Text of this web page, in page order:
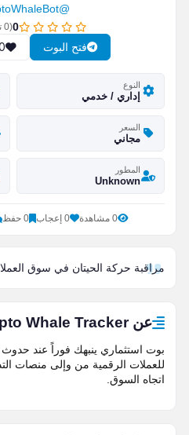
@CryptoWhaleBot
0
(
0
فتح البوت
النوع
إداري / خدمي
السعر
مجاني
المطور
Unknown
0 مشاهدة 0 إعجاب 0 حفظ
مراقبة حركة الحيتان في سوق
عن Crypto Whale Tracker
بوت استثماري ينبهك فوراً عند
للعملات الرقمية من وإلى منصات
اتجاه السوق.